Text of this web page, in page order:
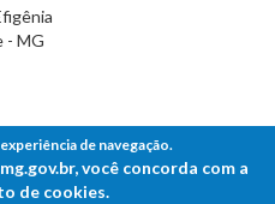
- MG
de navegação.
você concorda com a
de cookies.